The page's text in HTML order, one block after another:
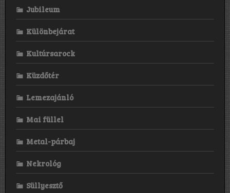
it.
Geoff
and
I
had
created
heavy
songs
and
they
determined
too
hard-
core
heavy
for
us
at
Jubileum
Különbejárat
Kultúrsarock
Küzdőtér
Lemezajánló
Mai füllel
Metal-párbaj
Nekrológ
Süllyesztő